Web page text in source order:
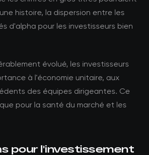
histoire, la dispersion entre les
d'alpha pour les investisseurs bien
évolué, les investisseurs
à l'économie unitaire, aux
des équipes dirigeantes. Ce
pour la santé du marché et les
pour l'investissement